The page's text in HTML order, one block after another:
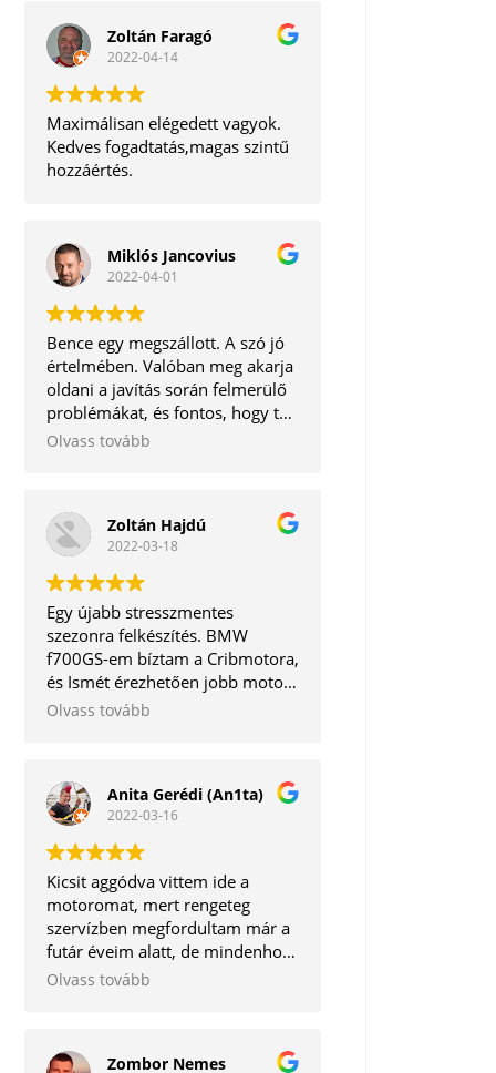
Zoltán Faragó
2022-04-14
Maximálisan elégedett vagyok.
Kedves fogadtatás,magas szintű
hozzáértés.
Miklós Jancovius
2022-04-01
Bence egy megszállott. A szó jó
értelmében. Valóban meg akarja
oldani a javítás során felmerülő
problémákat, és fontos, hogy te,
mint ügyfél ne távozz tőle
Olvass tovább
Zoltán Hajdú
2022-03-18
Egy újabb stresszmentes
szezonra felkészítés. BMW
f700GS-em bíztam a Cribmotora,
és Ismét érezhetően jobb motort
kaptam vissza. A legjobb, hogy a
egyben minden törődést
megkapott egy helyen.
Köszönöm mégegyszer!
Olvass tovább
Anita Gerédi (An1ta)
2022-03-16
Kicsit aggódva vittem ide a
motoromat, mert rengeteg
szervízben megfordultam már a
futár éveim alatt, de mindenhol
vagy lehúzás van, vagy kontár
nem lett kész 1 nap alatt a
Olvass tovább
Zombor Nemes